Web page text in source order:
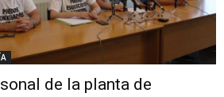
de la planta de